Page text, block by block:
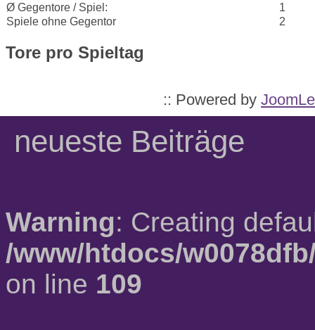
Ø Gegentore / Spiel:
1
Spiele ohne Gegentor
2
Tore pro Spieltag
:: Powered by
neueste Beiträge
Warning: Creating
/www/htdocs/
on line 109